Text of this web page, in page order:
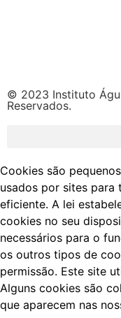
© 2023 Instituto
Reservados.
Cookies são
usados por sites para
eficiente. A lei
cookies no seu
necessários para o
os outros tipos de
permissão. Este site
Alguns cookies são
que aparecem nas